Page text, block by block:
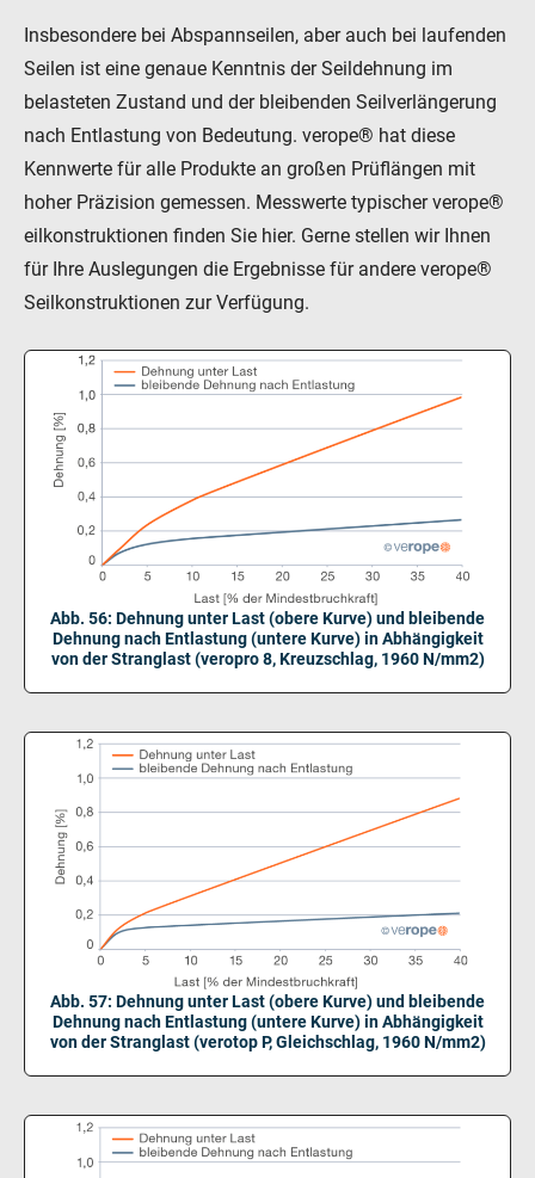
Insbesondere bei Abspannseilen, aber auch bei laufenden
Seilen ist eine genaue Kenntnis der Seildehnung im
belasteten Zustand und der bleibenden Seilverlängerung
nach Entlastung von Bedeutung. verope® hat diese
Kennwerte für alle Produkte an großen Prüflängen mit
hoher Präzision gemessen. Messwerte typischer verope®
eilkonstruktionen finden Sie hier. Gerne stellen wir Ihnen
für Ihre Auslegungen die Ergebnisse für andere verope®
Seilkonstruktionen zur Verfügung.
Abb. 56: Dehnung unter Last (obere Kurve) und bleibende
Dehnung nach Entlastung (untere Kurve) in Abhängigkeit
von der Stranglast (veropro 8, Kreuzschlag, 1960 N/mm2)
Abb. 57: Dehnung unter Last (obere Kurve) und bleibende
Dehnung nach Entlastung (untere Kurve) in Abhängigkeit
von der Stranglast (verotop P, Gleichschlag, 1960 N/mm2)